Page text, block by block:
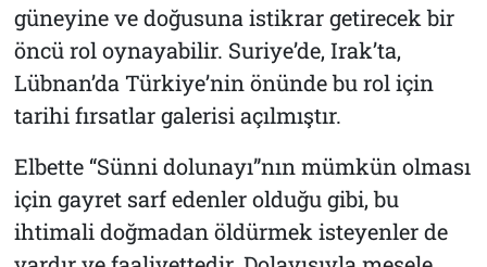
güneyine ve doğusuna istikrar getirecek bir
öncü rol oynayabilir. Suriye’de, Irak’ta,
Lübnan’da Türkiye’nin önünde bu rol için
tarihi fırsatlar galerisi açılmıştır.
Elbette “Sünni dolunayı”nın mümkün olması
için gayret sarf edenler olduğu gibi, bu
ihtimali doğmadan öldürmek isteyenler de